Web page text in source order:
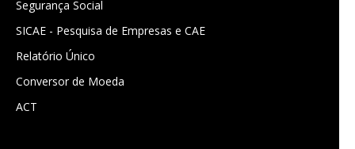
Segurança Social
SICAE - Pesquisa de Empresas e CAE
Relatório Único
Conversor de Moeda
ACT